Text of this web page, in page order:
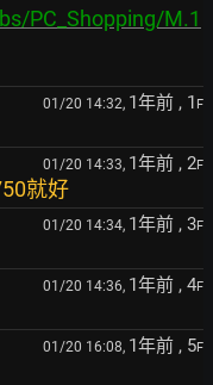
PC_Shopping/M.1
01/20 14:32, 1年前 , 1 F
01/20 14:33, 1年前 , 2F
就好
01/20 14:34, 1年前 , 3F
01/20 14:36, 1年前 , 4F
01/20 16:08, 1年前 , 5F